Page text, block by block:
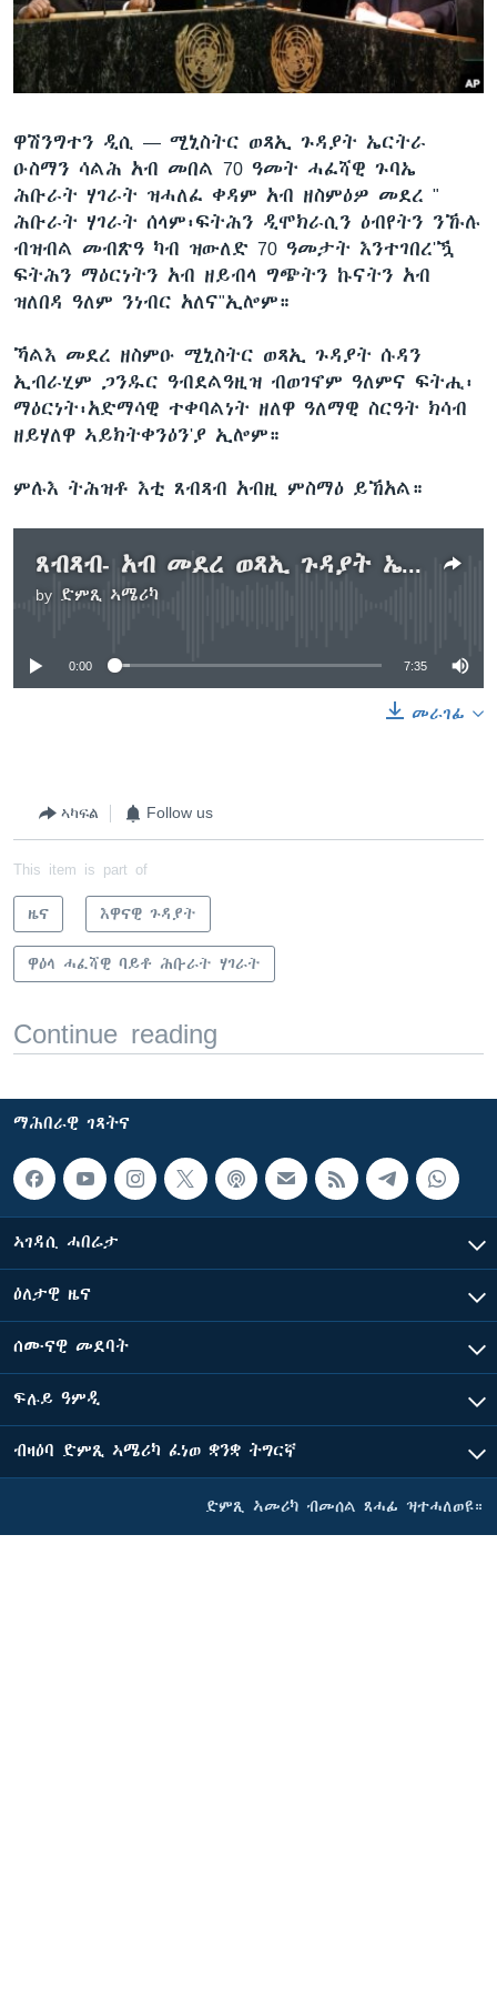
ቂሔ ጽልሚ
ቋንቋታት
ዋሽንግተን ዲሲ — ሚኒስትር ወጻኢ ጉዳያት ኤርትራ
ዑስማን ሳልሕ አብ መበል 70 ዓመት ሓፈሻዊ ጉባኤ
ሕቡራት ሃገራት ዝሓለፈ ቀዳም አብ ዘስምዕዎ መደረ "
ሕቡራት ሃገራት ሰላም፡ፍትሕን ዲሞክራሲን ዕብየትን ንኹሉ
ብዝብል መብጽዓ ካብ ዝውለድ 70 ዓመታት እንተገበረ'ዃ
ፍትሕን ማዕርነትን አብ ዘይብላ ግጭትን ኩናትን አብ
ዝለበዳ ዓለም ንነብር አለና"ኢሎም።
ኻልእ መደረ ዘስምዑ ሚኒስትር ወጻኢ ጉዳያት ሱዳን
ኢብራሂም ጋንዱር ዓብደልዓዚዝ ብወገኖም ዓለምና ፍትሒ፡
ማዕርነት፡አድማሳዊ ተቀባልነት ዘለዋ ዓለማዊ ስርዓት ክሳብ
ዘይሃለዋ ኣይክትቀንዕን'ያ ኢሎም።
ምሉእ ትሕዝቶ እቲ ጸብጻብ አብዚ ምስማዕ ይኸአል።
ጸብጻብ- አብ መደረ ወጻኢ ጉዳያት ኤርትራን ወጻኢ ጉዳያት ሱዳን አብ ዋዕላ ሓፈሻዊ ሕቡራት ሓገራት
by ድምጺ ኣሜሪካ
No media source currently available
0:00 7:35
መራገፊ
ኣካፍል Follow us
This item is part of
ዜና እዋናዊ ጉዳያት
ዋዕላ ሓፈሻዊ ባይቶ ሕቡራት ሃገራት
Continue reading
ማሕበራዊ ገጻትና
ኣገዳሲ ሓበሬታ
ዕለታዊ ዜና
ሰሙናዊ መደባት
ፍሉይ ዓምዲ
ብዛዕባ ድምጺ ኣሜሪካ ፈነወ ቋንቋ ትግርኛ
ድምጺ ኣመሪካ ብመሰል ጸሓፊ ዝተሓለወዩ።